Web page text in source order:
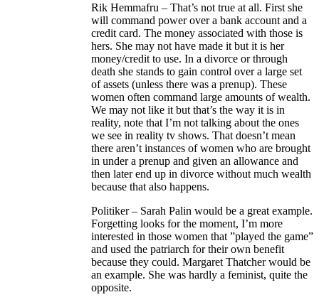
Rik Hemmafru – That’s not true at all. First she
will command power over a bank account and a
credit card. The money associated with those is
hers. She may not have made it but it is her
money/credit to use. In a divorce or through
death she stands to gain control over a large set
of assets (unless there was a prenup). These
women often command large amounts of wealth.
We may not like it but that’s the way it is in
reality, note that I’m not talking about the ones
we see in reality tv shows. That doesn’t mean
there aren’t instances of women who are brought
in under a prenup and given an allowance and
then later end up in divorce without much wealth
because that also happens.
Politiker – Sarah Palin would be a great example.
Forgetting looks for the moment, I’m more
interested in those women that ”played the game”
and used the patriarch for their own benefit
because they could. Margaret Thatcher would be
an example. She was hardly a feminist, quite the
opposite.